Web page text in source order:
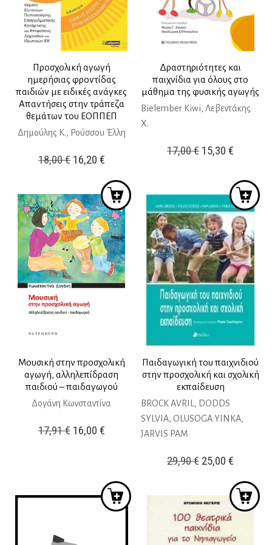
Προσχολική αγωγή
ημερήσιας φροντίδας
παιδιών με ειδικές ανάγκες
Απαντήσεις στην τράπεζα
θεμάτων του ΕΟΠΠΕΠ
Δημούλης Κ., Ρούσσου Έλλη
18,00€ Original
was:
18,00 €.
16,20 €Η
τιμή
είναι:
16,20 €.
Δραστηριότητες και
παιχνίδια για όλους στο
μάθημα της φυσικής αγωγής
Bielember Kiwi, Λεβεντάκης
Χ.
17,00€ Original
17,00 €.
15,30€
τιμή
είναι:
15,30 €.
Μουσική στην προσχολική
αγωγή, αλληλεπίδραση
παιδιού – παιδαγωγού
Δογάνη Κωνσταντίνα
17,91€ Original
17,91 €.
16,00 €Η
είναι:
16,00 €.
Παιδαγωγική του παιχνιδιού
στην προσχολική και σχολική
εκπαίδευση
BROCK AVRIL, DODDS
SYLVIA, OLUSOGA YINKA,
JARVIS PAM
29,90€ Original
was:
29,90 €.
25,00€
τιμή
είναι: